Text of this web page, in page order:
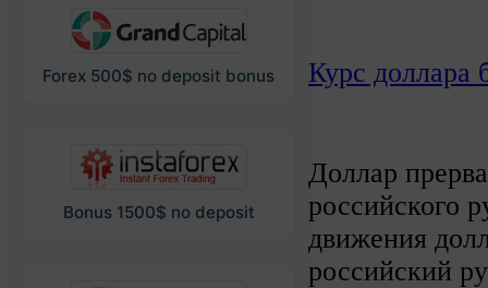
Forex 500$ no deposit bonus
Bonus 1500$ no deposit
Курс доллара
Доллар
российского
движения
российский